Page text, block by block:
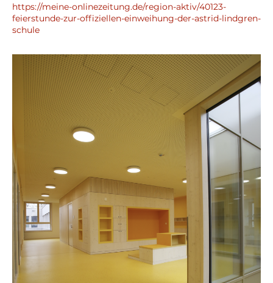
https://meine-onlinezeitung.de/region-aktiv/40123-
feierstunde-zur-offiziellen-einweihung-der-astrid-lindgren-
schule